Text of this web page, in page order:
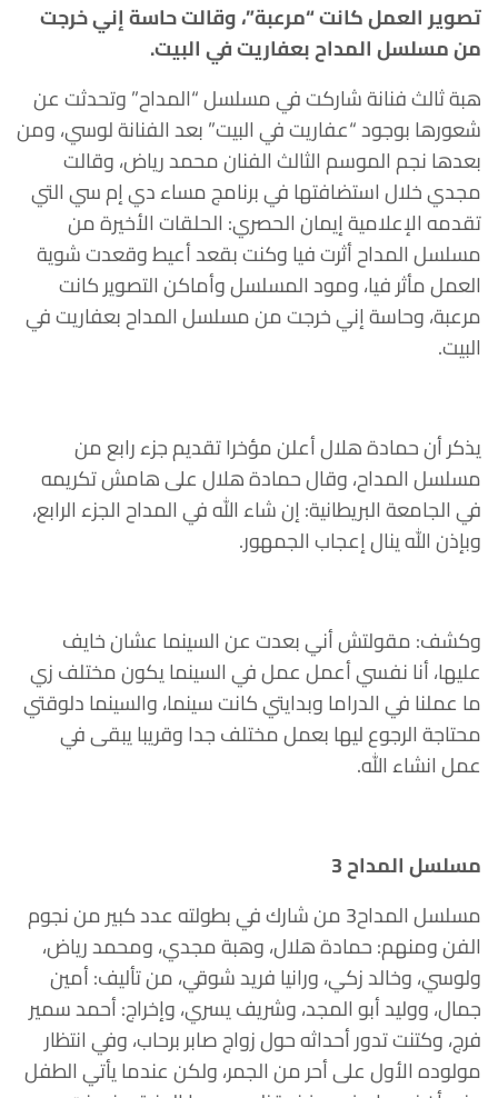
تصوير العمل كانت “مرعبة”، وقالت حاسة إني خرجت
من مسلسل المداح بعفاريت في البيت.
هبة ثالث فنانة شاركت في مسلسل “المداح” وتحدثت عن
شعورها بوجود “عفاريت في البيت” بعد الفنانة لوسي، ومن
بعدها نجم الموسم الثالث الفنان محمد رياض، وقالت
مجدي خلال استضافتها في برنامج مساء دي إم سي التي
تقدمه الإعلامية إيمان الحصري: الحلقات الأخيرة من
مسلسل المداح أثرت فيا وكنت بقعد أعيط وقعدت شوية
العمل مأثر فيا، ومود المسلسل وأماكن التصوير كانت
مرعبة، وحاسة إني خرجت من مسلسل المداح بعفاريت في
البيت.
يذكر أن حمادة هلال أعلن مؤخرا تقديم جزء رابع من
مسلسل المداح، وقال حمادة هلال على هامش تكريمه
في الجامعة البريطانية: إن شاء الله في المداح الجزء الرابع،
وبإذن الله ينال إعجاب الجمهور.
وكشف: مقولتش أني بعدت عن السينما عشان خايف
عليها، أنا نفسي أعمل عمل في السينما يكون مختلف زي
ما عملنا في الدراما وبدايتي كانت سينما، والسينما دلوقتي
محتاجة الرجوع ليها بعمل مختلف جدا وقريبا يبقى في
عمل انشاء الله.
مسلسل المداح 3
مسلسل المداح3 من شارك في بطولته عدد كبير من نجوم
الفن ومنهم: حمادة هلال، وهبة مجدي، ومحمد رياض،
ولوسي، وخالد زكي، ورانيا فريد شوقي، من تأليف: أمين
جمال، ووليد أبو المجد، وشريف يسري، وإخراج: أحمد سمير
فرج، وكتنت تدور أحداثه حول زواج صابر برحاب، وفي انتظار
مولوده الأول على أحر من الجمر، ولكن عندما يأتي الطفل